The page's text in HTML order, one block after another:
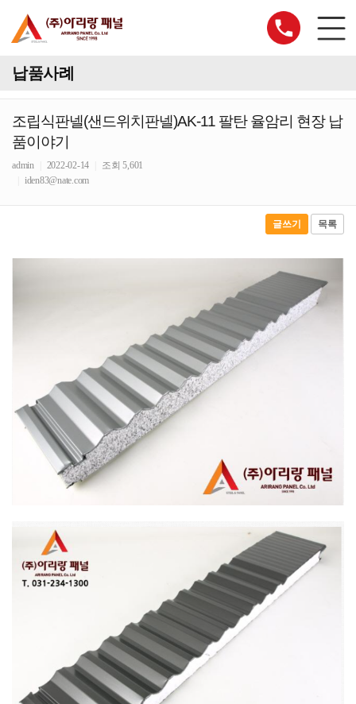
납품사례
조립식판넬(샌드위치판넬)AK-11 팔탄 율암리 현장 납
품이야기
admin 2022-02-14
조회 5,601
iden83@nate.com
글쓰기 목록